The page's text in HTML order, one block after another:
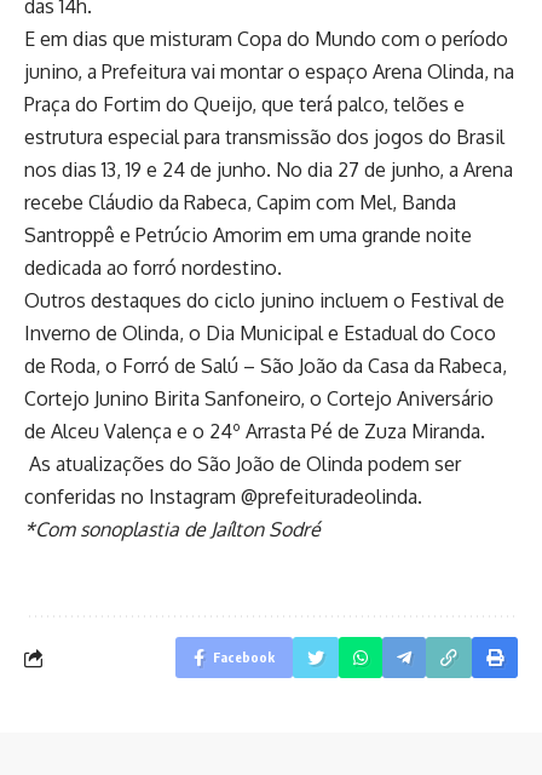
das 14h.
E em dias que misturam Copa do Mundo com o período
junino, a Prefeitura vai montar o espaço Arena Olinda, na
Praça do Fortim do Queijo, que terá palco, telões e
estrutura especial para transmissão dos jogos do Brasil
nos dias 13, 19 e 24 de junho. No dia 27 de junho, a Arena
recebe Cláudio da Rabeca, Capim com Mel, Banda
Santroppê e Petrúcio Amorim em uma grande noite
dedicada ao forró nordestino.
Outros destaques do ciclo junino incluem o Festival de
Inverno de Olinda, o Dia Municipal e Estadual do Coco
de Roda, o Forró de Salú – São João da Casa da Rabeca,
Cortejo Junino Birita Sanfoneiro, o Cortejo Aniversário
de Alceu Valença e o 24º Arrasta Pé de Zuza Miranda.
As atualizações do São João de Olinda podem ser
conferidas no Instagram @prefeituradeolinda.
*Com sonoplastia de Jaílton Sodré
Facebook